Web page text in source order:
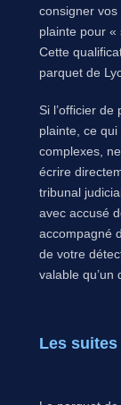
consigner
plainte pour «
Cette
parquet de
Si l’officier
plainte, ce
complexes,
écrire
tribunal
avec accusé
accompagné
de votre
valable qu’un
Les